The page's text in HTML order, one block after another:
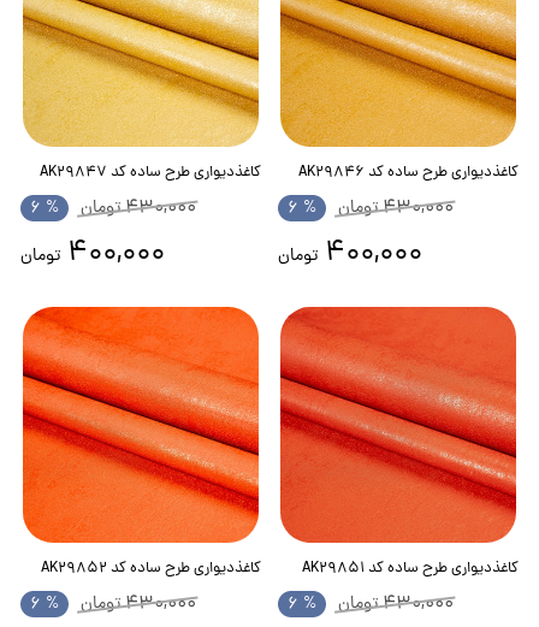
نارنجی
✓ کرم فیروزه ای
کاغذدیواری طرح ساده کد AK29846
430,000تومان % 6
400,000 تومان
کاغذدیواری طرح ساده کد AK29847
430,000تومان % 6
400,000 تومان
کاغذدیواری طرح ساده کد AK29851
430,000تومان % 6
کاغذدیواری طرح ساده کد AK29852
430,000تومان % 6